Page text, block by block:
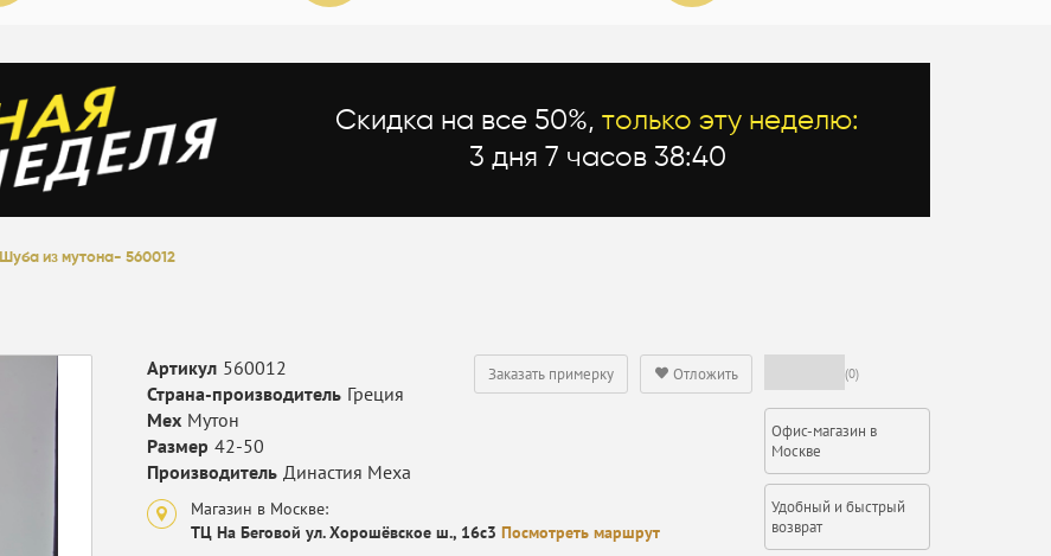
Скидка на все 50%, только эту неделю:
3 дня 7 часов 38:38
Шуба из мутона- 560012
(0)
Офис-магазин в
Москве
Удобный и быстрый
возврат
Отложить
Заказать примерку
Артикул 560012
Страна-производитель Греция
Мех Мутон
Размер 42-50
Производитель Династия Меха
Магазин в Москве:
ТЦ На Беговой ул. Хорошёвское ш., 16с3 Посмотреть маршрут